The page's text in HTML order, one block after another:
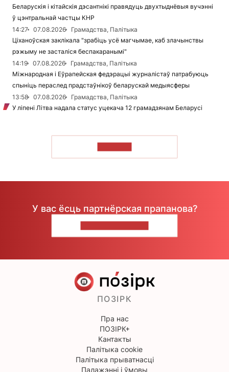
Беларускія і кітайскія дэсантнікі правядуць двухтыднёвыя вучэнні
ў цэнтральнай частцы КНР
14:27
07.08.2026
Грамадства, Палітыка
Ціханоўская заклікала "зрабіць усё магчымае, каб злачынствы
рэжыму не засталіся беспакаранымі"
14:19
07.08.2026
Грамадства, Палітыка
Міжнародная і Еўрапейская федэрацыі журналістаў патрабуюць
спыніць пераслед прадстаўнікоў беларускай медыясферы
13:58
07.08.2026
Грамадства, Палітыка
У ліпені Літва надала статус уцекача 12 грамадзянам Беларусі
У вас ёсць партнёрская прапанова?
ПОЗІРК
Пра нас
ПОЗІРК+
Кантакты
Палітыка cookie
Палітыка прыватнасці
Палажэнні і ўмовы